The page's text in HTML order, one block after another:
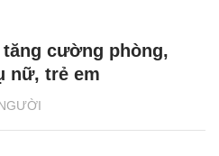
cường phòng,
nữ, trẻ em